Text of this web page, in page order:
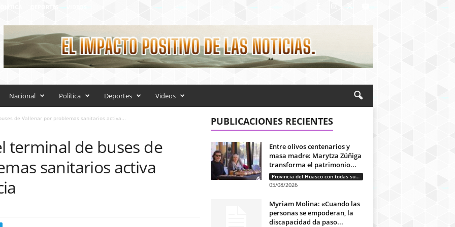
Nacional Política Deportes Videos
de Vallenar por problemas sanitarios activa...
terminal de buses de
sanitarios activa
PUBLICACIONES RECIENTES
Entre olivos centenarios y
masa madre: Marytza Zúñiga
transforma el patrimonio...
Provincia del Huasco con todas sus letras: Historias que unen cultura, diversidad e identidad
05/08/2026
Myriam Molina: «Cuando las
personas se empoderan, la
discapacidad da paso...